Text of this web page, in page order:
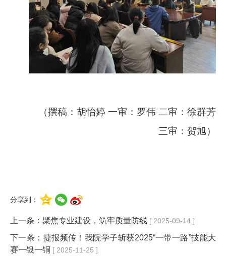
（撰稿：胡怡婷 一审：罗伟 二审：徐群芳
三审：贺旭）
分享到：
上一条： 聚焦专业建设，筑牢质量防线 [ 2025-09-14 ]
下一条： 捷报频传！我院学子斩获2025“一带一路”技能大
赛一银一铜 [ 2025-11-25 ]